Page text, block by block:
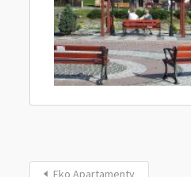
Eko Apartamenty